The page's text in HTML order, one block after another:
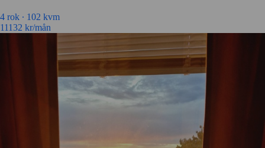
4 rok ∙ 102 kvm
11132 kr/mån